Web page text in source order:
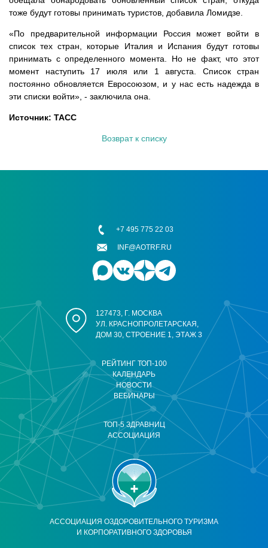
тоже будут готовы принимать туристов, добавила Ломидзе.
«По предварительной информации Россия может войти в
список тех стран, которые Италия и Испания будут готовы
принимать с определенного момента. Но не факт, что этот
момент наступить 17 июля или 1 августа. Список стран
постоянно обновляется Евросоюзом, и у нас есть надежда в
эти списки войти», - заключила она.
Источник: ТАСС
Возврат к списку
АССОЦИАЦИЯ ОЗДОРОВИТЕЛЬНОГО ТУРИЗМА
И КОРПОРАТИВНОГО ЗДОРОВЬЯ
РЕЙТИНГ ТОП-100
КАЛЕНДАРЬ
НОВОСТИ
ВЕБИНАРЫ
ТОП-5 ЗДРАВНИЦ
АССОЦИАЦИЯ
127473, Г. МОСКВА
УЛ. КРАСНОПРОЛЕТАРСКАЯ,
ДОМ 30, СТРОЕНИЕ 1, ЭТАЖ 3
+7 495 775 22 03
INF@AOTRF.RU